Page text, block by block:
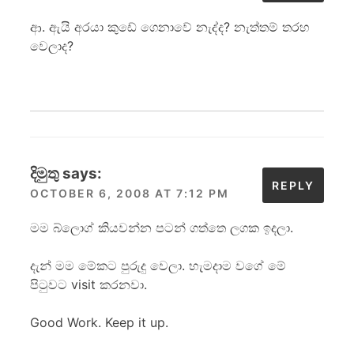
ආ. ඇයි අරයා කුඩේ ගෙනාවේ නැද්ද? නැත්තම් තරහ
වෙලාද?
දිමුතුsays:
OCTOBER 6, 2008 AT 7:12 PM
මම බ්ලොග් කියවන්න පටන් ගත්තෙ ලගක ඉදලා.
දැන් මම මේකට පුරුදු වෙලා. හැමදාම වගේ මේ
පිටුවට visit ක‍රනවා.
Good Work. Keep it up.
REPLY